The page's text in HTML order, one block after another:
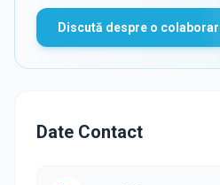
Discută despre o
Date Contact